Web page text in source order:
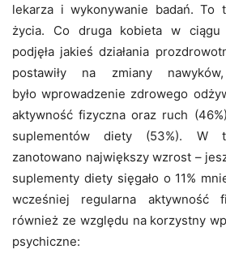
lekarza i wykonywanie badań. To
życia. Co druga kobieta w
podjęła jakieś działania
postawiły na zmiany nawyków,
było wprowadzenie zdrowego
aktywność fizyczna oraz ruch
suplementów diety (53%). W
zanotowano największy wzrost –
suplementy diety sięgało o 11%
wcześniej regularna aktywność
również ze względu na korzystny
psychiczne: